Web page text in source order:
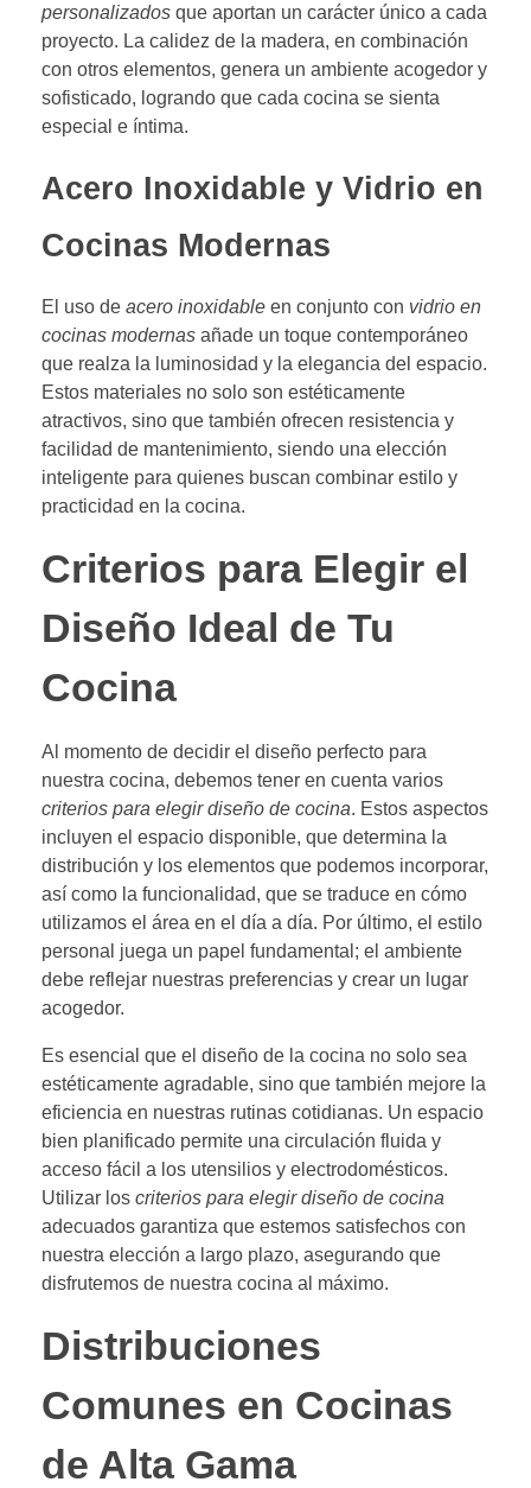
personalizados que aportan un carácter único a cada
proyecto. La calidez de la madera, en combinación
con otros elementos, genera un ambiente acogedor y
sofisticado, logrando que cada cocina se sienta
especial e íntima.
Acero Inoxidable y Vidrio en
Cocinas Modernas
El uso de acero inoxidable en conjunto con vidrio en
cocinas modernas añade un toque contemporáneo
que realza la luminosidad y la elegancia del espacio.
Estos materiales no solo son estéticamente
atractivos, sino que también ofrecen resistencia y
facilidad de mantenimiento, siendo una elección
inteligente para quienes buscan combinar estilo y
practicidad en la cocina.
Criterios para Elegir el
Diseño Ideal de Tu
Cocina
Al momento de decidir el diseño perfecto para
nuestra cocina, debemos tener en cuenta varios
criterios para elegir diseño de cocina. Estos aspectos
incluyen el espacio disponible, que determina la
distribución y los elementos que podemos incorporar,
así como la funcionalidad, que se traduce en cómo
utilizamos el área en el día a día. Por último, el estilo
personal juega un papel fundamental; el ambiente
debe reflejar nuestras preferencias y crear un lugar
acogedor.
Es esencial que el diseño de la cocina no solo sea
estéticamente agradable, sino que también mejore la
eficiencia en nuestras rutinas cotidianas. Un espacio
bien planificado permite una circulación fluida y
acceso fácil a los utensilios y electrodomésticos.
Utilizar los criterios para elegir diseño de cocina
adecuados garantiza que estemos satisfechos con
nuestra elección a largo plazo, asegurando que
disfrutemos de nuestra cocina al máximo.
Distribuciones
Comunes en Cocinas
de Alta Gama